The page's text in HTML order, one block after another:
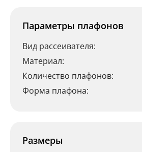
Параметры плафонов
Вид рассеивателя:
Материал:
Количество плафонов:
Форма плафона:
Размеры